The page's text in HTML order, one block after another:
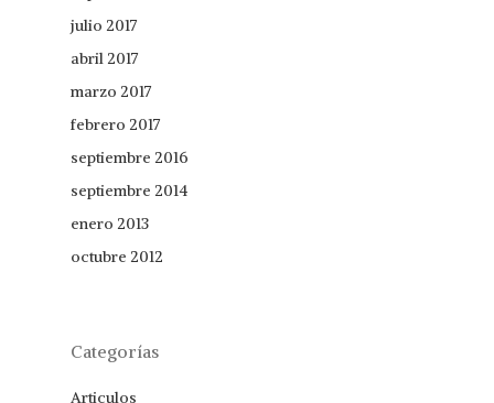
julio 2017
abril 2017
marzo 2017
febrero 2017
septiembre 2016
septiembre 2014
enero 2013
octubre 2012
Categorías
Articulos